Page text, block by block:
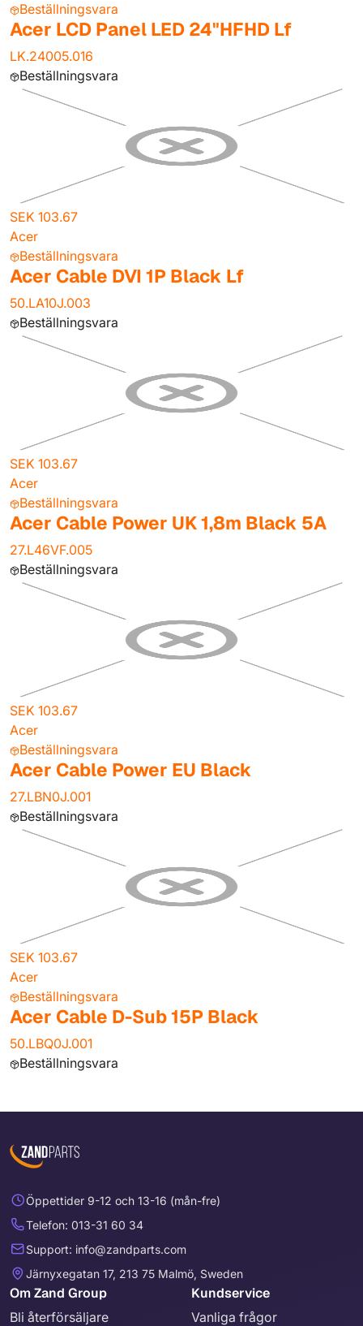
Beställningsvara
Acer LCD Panel LED 24"HFHD Lf
LK.24005.016
Beställningsvara
SEK 103.67
Acer
Beställningsvara
Acer Cable DVI 1P Black Lf
50.LA10J.003
Beställningsvara
SEK 103.67
Acer
Beställningsvara
Acer Cable Power UK 1,8m Black 5A
27.L46VF.005
Beställningsvara
SEK 103.67
Acer
Beställningsvara
Acer Cable Power EU Black
27.LBN0J.001
Beställningsvara
SEK 103.67
Acer
Beställningsvara
Acer Cable D-Sub 15P Black
50.LBQ0J.001
Beställningsvara
Öppettider 9-12 och 13-16 (mån-fre)
Telefon: 013-31 60 34
Support: info@zandparts.com
Järnyxegatan 17, 213 75 Malmö, Sweden
Om Zand Group
Bli återförsäljare
Kundservice
Vanliga frågor